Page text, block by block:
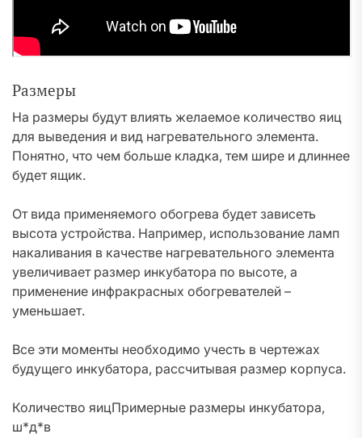
Размеры
На размеры будут влиять желаемое количество яиц
для выведения и вид нагревательного элемента.
Понятно, что чем больше кладка, тем шире и длиннее
будет ящик.
От вида применяемого обогрева будет зависеть
высота устройства. Например, использование ламп
накаливания в качестве нагревательного элемента
увеличивает размер инкубатора по высоте, а
применение инфракрасных обогревателей –
уменьшает.
Все эти моменты необходимо учесть в чертежах
будущего инкубатора, рассчитывая размер корпуса.
Количество яицПримерные размеры инкубатора,
ш*д*в